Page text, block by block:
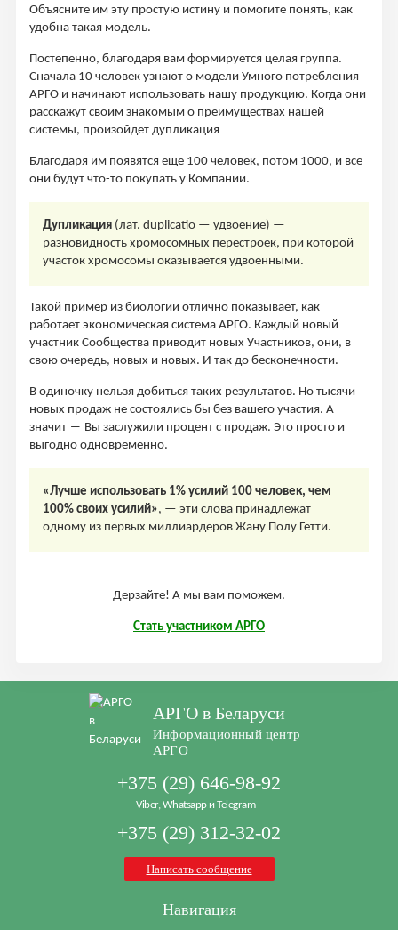
Объясните им эту простую истину и помогите понять, как
удобна такая модель.
Постепенно, благодаря вам формируется целая группа.
Сначала 10 человек узнают о модели Умного потребления
АРГО и начинают использовать нашу продукцию. Когда они
расскажут своим знакомым о преимуществах нашей
системы, произойдет дупликация
Благодаря им появятся еще 100 человек, потом 1000, и все
они будут что-то покупать у Компании.
Дупликация(лат. duplicatio — удвоение) —
разновидность хромосомных перестроек, при которой
участок хромосомы оказывается удвоенными.
Такой пример из биологии отлично показывает, как
работает экономическая система АРГО. Каждый новый
участник Сообщества приводит новых Участников, они, в
свою очередь, новых и новых. И так до бесконечности.
В одиночку нельзя добиться таких результатов. Но тысячи
новых продаж не состоялись бы без вашего участия. А
значит ― Вы заслужили процент с продаж. Это просто и
выгодно одновременно.
«Лучше использовать 1% усилий 100 человек, чем
100% своих усилий», — эти слова принадлежат
одному из первых миллиардеров Жану Полу Гетти.
Дерзайте! А мы вам поможем.
Стать участником АРГО
АРГО в Беларуси
Информационный центр
АРГО
+375 (29) 646-98-92
Viber, Whatsapp и Telegram
+375 (29) 312-32-02
Написать сообщение
Навигация